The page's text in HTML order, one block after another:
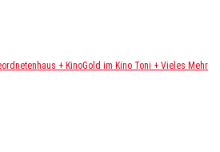
+ KinoGold im Kino Toni + Vieles Mehr